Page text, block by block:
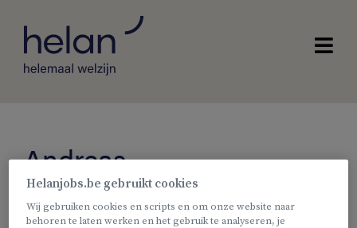
Andreas
Magazijnier bij Heyo
vakantiekampen
Helanjobs.be gebruikt cookies
Wij gebruiken cookies en scripts en om onze website naar
behoren te laten werken en het gebruik te analyseren, je